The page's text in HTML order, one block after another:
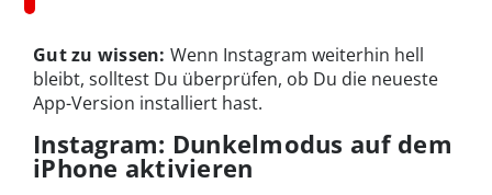
Gut zu wissen: Wenn Instagram weiterhin hell
bleibt, solltest Du überprüfen, ob Du die neueste
App-Version installiert hast.
Instagram: Dunkelmodus auf dem
iPhone aktivieren